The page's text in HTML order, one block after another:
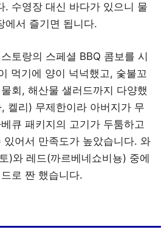
. 수영장 대신 바다가 있으니 물
에서 즐기면 됩니다.
토랑의 스페셜 BBQ 콤보를 시
먹기에 양이 넉넉했고, 숯불꼬
회, 해산물 샐러드까지 다양했
켈리) 무제한이라 아버지가 무
큐 패키지의 고기가 두툼하고
있어서 만족도가 높았습니다. 와
)와 레드(까르베네쇼비뇽) 중에
로 짠 했습니다.